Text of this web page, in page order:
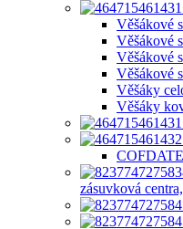
Věšákové
Věšákové
Věšákové
Věšákové
Věšáky
Věšáky
COFDATE
zásuvková